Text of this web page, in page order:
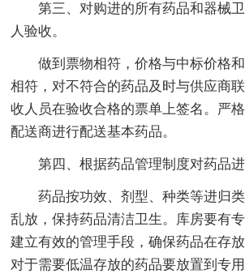
第三、对购进的所有药品和器械
人验收。
做到票物相符，价格与中标价格
相符，对不符合的药品及时与供应商
收人员在验收合格的票单上签名。严
配送商进行配送基本药品。
第四、根据药品管理制度对药品进
药品按功效、剂型、种类等进归
乱放，保持药品清洁卫生。库房要有
建立有效的管理手段，确保药品在存放
对于需要低温存放的药品要放置到专